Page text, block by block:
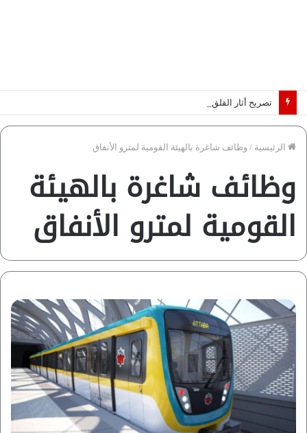
الرئيسية / وظائف شاغرة بالهيئة القومية لمترو الأنفاق
وظائف شاغرة بالهيئة
القومية لمترو الأنفاق